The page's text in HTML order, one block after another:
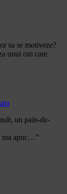
sa se motiveze?
unui om care
un pain-de-
ma apuc…”